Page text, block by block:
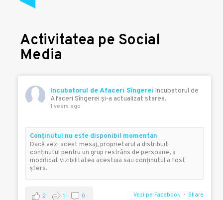
Activitatea pe Social
Media
Incubatorul de Afaceri Sîngerei Incubatorul de
Afaceri Sîngerei şi-a actualizat starea.
1 years ago
Conţinutul nu este disponibil momentan
Dacă vezi acest mesaj, proprietarul a distribuit
conţinutul pentru un grup restrâns de persoane, a
modificat vizibilitatea acestuia sau conţinutul a fost
şters.
Vezi pe Facebook Share
2 1 0